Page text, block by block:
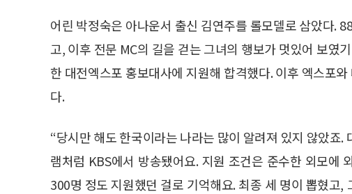
어린 박정숙은 아나운서 출신 김연주를 롤모델로 삼았다.
고, 이후 전문 MC의 길을 걷는 그녀의 행보가 멋있어 보였
한 대전엑스포 홍보대사에 지원해 합격했다. 이후 엑스포
다.
“당시만 해도 한국이라는 나라는 많이 알려져 있지 않았죠
램처럼 KBS에서 방송됐어요. 지원 조건은 준수한 외모에
300명 정도 지원했던 걸로 기억해요. 최종 세 명이 뽑혔고,